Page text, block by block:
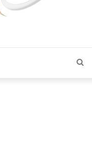
بحث